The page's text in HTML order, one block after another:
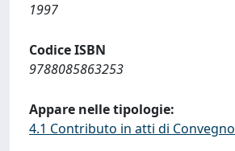
1997
Codice ISBN
9788085863253
Appare nelle tipologie:
4.1 Contributo in atti di Convegno